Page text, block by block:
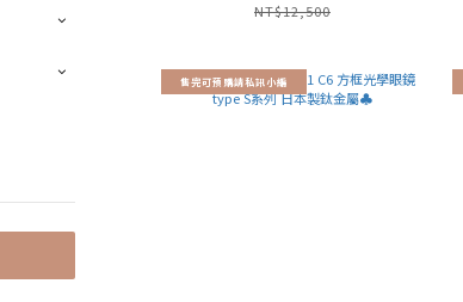
NT$12,500
售完可預購請私訊小編